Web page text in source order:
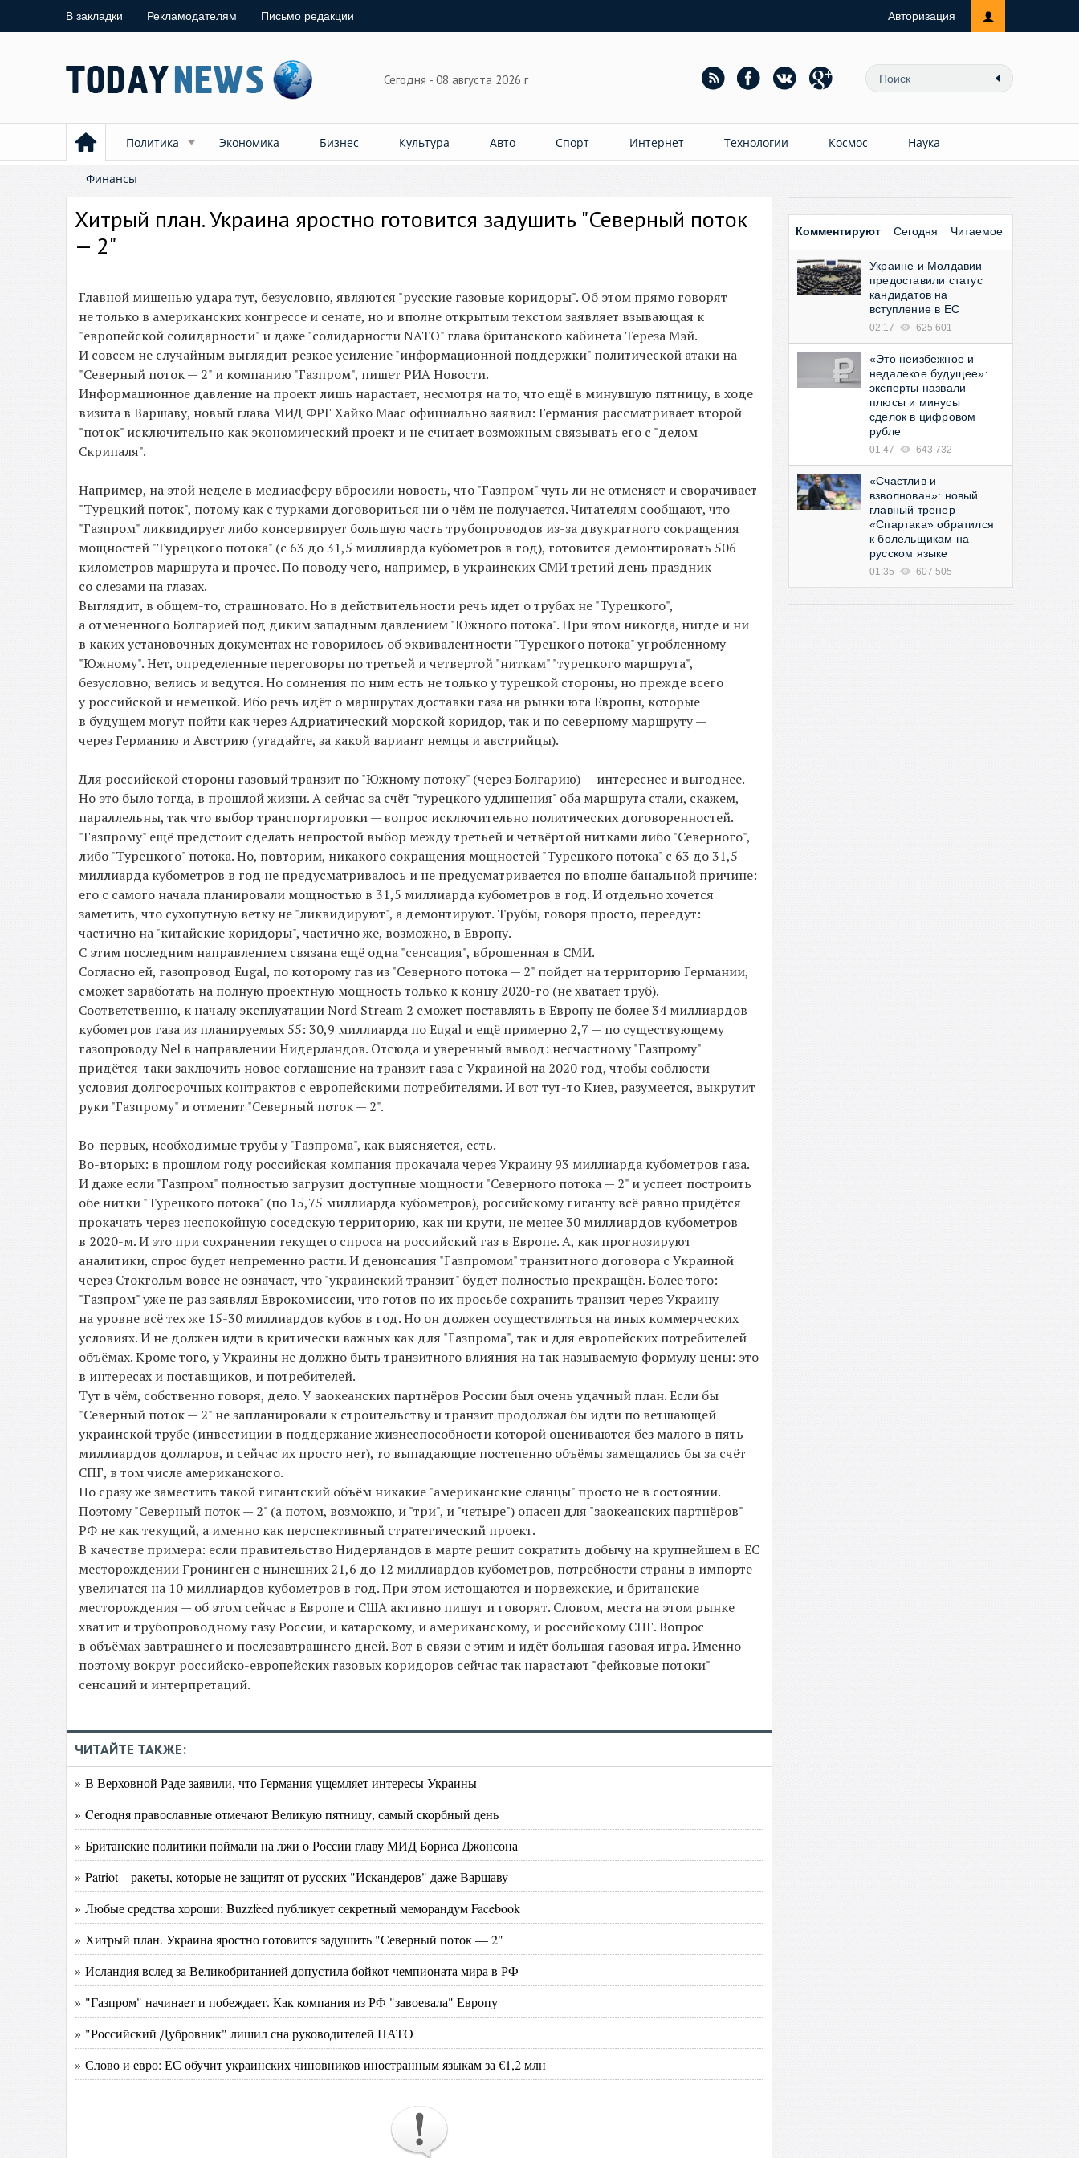
В закладки Рекламодателям Письмо редакции Авторизация
Сегодня - 08 августа 2026 г
Политика Экономика Бизнес Культура Авто Спорт Интернет Технологии Космос Наука
Финансы
Хитрый план. Украина яростно готовится задушить "Северный поток
— 2"
Главной мишенью удара тут, безусловно, являются "русские газовые коридоры". Об этом прямо говорят
не только в американских конгрессе и сенате, но и вполне открытым текстом заявляет взывающая к
"европейской солидарности" и даже "солидарности NATO" глава британского кабинета Тереза Мэй.
И совсем не случайным выглядит резкое усиление "информационной поддержки" политической атаки на
"Северный поток — 2" и компанию "Газпром", пишет РИА Новости.
Информационное давление на проект лишь нарастает, несмотря на то, что ещё в минувшую пятницу, в ходе
визита в Варшаву, новый глава МИД ФРГ Хайко Маас официально заявил: Германия рассматривает второй
"поток" исключительно как экономический проект и не считает возможным связывать его с "делом
Скрипаля".
Например, на этой неделе в медиасферу вбросили новость, что "Газпром" чуть ли не отменяет и сворачивает
"Турецкий поток", потому как с турками договориться ни о чём не получается. Читателям сообщают, что
"Газпром" ликвидирует либо консервирует большую часть трубопроводов из-за двукратного сокращения
мощностей "Турецкого потока" (с 63 до 31,5 миллиарда кубометров в год), готовится демонтировать 506
километров маршрута и прочее. По поводу чего, например, в украинских СМИ третий день праздник
со слезами на глазах.
Выглядит, в общем-то, страшновато. Но в действительности речь идет о трубах не "Турецкого",
а отмененного Болгарией под диким западным давлением "Южного потока". При этом никогда, нигде и ни
в каких установочных документах не говорилось об эквивалентности "Турецкого потока" угробленному
"Южному". Нет, определенные переговоры по третьей и четвертой "ниткам" "турецкого маршрута",
безусловно, велись и ведутся. Но сомнения по ним есть не только у турецкой стороны, но прежде всего
у российской и немецкой. Ибо речь идёт о маршрутах доставки газа на рынки юга Европы, которые
в будущем могут пойти как через Адриатический морской коридор, так и по северному маршруту —
через Германию и Австрию (угадайте, за какой вариант немцы и австрийцы).
Для российской стороны газовый транзит по "Южному потоку" (через Болгарию) — интереснее и выгоднее.
Но это было тогда, в прошлой жизни. А сейчас за счёт "турецкого удлинения" оба маршрута стали, скажем,
параллельны, так что выбор транспортировки — вопрос исключительно политических договоренностей.
"Газпрому" ещё предстоит сделать непростой выбор между третьей и четвёртой нитками либо "Северного",
либо "Турецкого" потока. Но, повторим, никакого сокращения мощностей "Турецкого потока" с 63 до 31,5
миллиарда кубометров в год не предусматривалось и не предусматривается по вполне банальной причине:
его с самого начала планировали мощностью в 31,5 миллиарда кубометров в год. И отдельно хочется
заметить, что сухопутную ветку не "ликвидируют", а демонтируют. Трубы, говоря просто, переедут:
частично на "китайские коридоры", частично же, возможно, в Европу.
С этим последним направлением связана ещё одна "сенсация", вброшенная в СМИ.
Согласно ей, газопровод Eugal, по которому газ из "Северного потока — 2" пойдет на территорию Германии,
сможет заработать на полную проектную мощность только к концу 2020-го (не хватает труб).
Соответственно, к началу эксплуатации Nord Stream 2 сможет поставлять в Европу не более 34 миллиардов
кубометров газа из планируемых 55: 30,9 миллиарда по Eugal и ещё примерно 2,7 — по существующему
газопроводу Nel в направлении Нидерландов. Отсюда и уверенный вывод: несчастному "Газпрому"
придётся-таки заключить новое соглашение на транзит газа с Украиной на 2020 год, чтобы соблюсти
условия долгосрочных контрактов с европейскими потребителями. И вот тут-то Киев, разумеется, выкрутит
руки "Газпрому" и отменит "Северный поток — 2".
Во-первых, необходимые трубы у "Газпрома", как выясняется, есть.
Во-вторых: в прошлом году российская компания прокачала через Украину 93 миллиарда кубометров газа.
И даже если "Газпром" полностью загрузит доступные мощности "Северного потока — 2" и успеет построить
обе нитки "Турецкого потока" (по 15,75 миллиарда кубометров), российскому гиганту всё равно придётся
прокачать через неспокойную соседскую территорию, как ни крути, не менее 30 миллиардов кубометров
в 2020-м. И это при сохранении текущего спроса на российский газ в Европе. А, как прогнозируют
аналитики, спрос будет непременно расти. И денонсация "Газпромом" транзитного договора с Украиной
через Стокгольм вовсе не означает, что "украинский транзит" будет полностью прекращён. Более того:
"Газпром" уже не раз заявлял Еврокомиссии, что готов по их просьбе сохранить транзит через Украину
на уровне всё тех же 15-30 миллиардов кубов в год. Но он должен осуществляться на иных коммерческих
условиях. И не должен идти в критически важных как для "Газпрома", так и для европейских потребителей
объёмах. Кроме того, у Украины не должно быть транзитного влияния на так называемую формулу цены: это
в интересах и поставщиков, и потребителей.
Тут в чём, собственно говоря, дело. У заокеанских партнёров России был очень удачный план. Если бы
"Северный поток — 2" не запланировали к строительству и транзит продолжал бы идти по ветшающей
украинской трубе (инвестиции в поддержание жизнеспособности которой оцениваются без малого в пять
миллиардов долларов, и сейчас их просто нет), то выпадающие постепенно объёмы замещались бы за счёт
СПГ, в том числе американского.
Но сразу же заместить такой гигантский объём никакие "американские сланцы" просто не в состоянии.
Поэтому "Северный поток — 2" (а потом, возможно, и "три", и "четыре") опасен для "заокеанских партнёров"
РФ не как текущий, а именно как перспективный стратегический проект.
В качестве примера: если правительство Нидерландов в марте решит сократить добычу на крупнейшем в ЕС
месторождении Гронинген с нынешних 21,6 до 12 миллиардов кубометров, потребности страны в импорте
увеличатся на 10 миллиардов кубометров в год. При этом истощаются и норвежские, и британские
месторождения — об этом сейчас в Европе и США активно пишут и говорят. Словом, места на этом рынке
хватит и трубопроводному газу России, и катарскому, и американскому, и российскому СПГ. Вопрос
в объёмах завтрашнего и послезавтрашнего дней. Вот в связи с этим и идёт большая газовая игра. Именно
поэтому вокруг российско-европейских газовых коридоров сейчас так нарастают "фейковые потоки"
сенсаций и интерпретаций.
ЧИТАЙТЕ ТАКЖЕ:
» В Верховной Раде заявили, что Германия ущемляет интересы Украины
» Cегодня православные отмечают Великую пятницу, самый скорбный день
» Британские политики поймали на лжи о России главу МИД Бориса Джонсона
» Patriot – ракеты, которые не защитят от русских "Искандеров" даже Варшаву
» Любые средства хороши: Buzzfeed публикует секретный меморандум Facebook
» Хитрый план. Украина яростно готовится задушить "Северный поток — 2"
» Исландия вслед за Великобританией допустила бойкот чемпионата мира в РФ
» "Газпром" начинает и побеждает. Как компания из РФ "завоевала" Европу
» "Российский Дубровник" лишил сна руководителей НАТО
» Слово и евро: ЕС обучит украинских чиновников иностранным языкам за €1,2 млн
Комментируют Сегодня Читаемое
Украине и Молдавии
предоставили статус
кандидатов на
вступление в ЕС
02:17 625 601
«Это неизбежное и
недалекое будущее»:
эксперты назвали
плюсы и минусы
сделок в цифровом
рубле
01:47 643 732
«Счастлив и
взволнован»: новый
главный тренер
«Спартака» обратился
к болельщикам на
русском языке
01:35 607 505